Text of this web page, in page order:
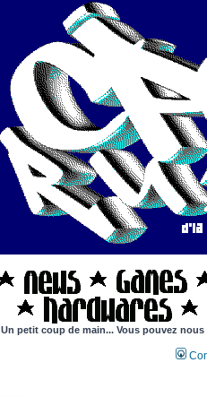
Un petit coup de main... Vous pouvez